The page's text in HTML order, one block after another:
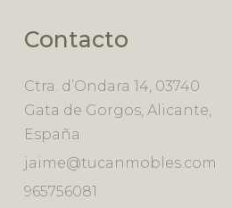
Contacto
Ctra. d’Ondara 14, 03740
Gata de Gorgos, Alicante,
España
jaime@tucanmobles.com
965756081